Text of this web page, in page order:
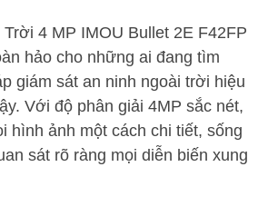
4 MP IMOU Bullet 2E F42FP
hảo cho những ai đang tìm
giám sát an ninh ngoài trời hiệu
Với độ phân giải 4MP sắc nét,
hình ảnh một cách chi tiết, sống
sát rõ ràng mọi diễn biến xung